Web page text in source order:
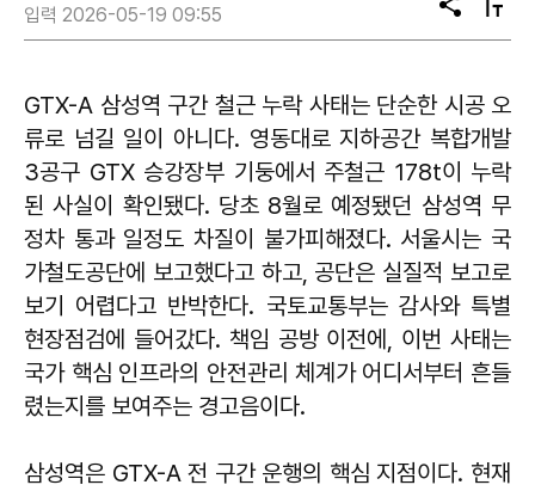
입력 2026-05-19 09:55
공
유
텍
스
기
GTX-A 삼성역 구간 철근 누락 사태는 단순한 시공 오
류로 넘길 일이 아니다. 영동대로 지하공간 복합개발
3공구 GTX 승강장부 기둥에서 주철근 178t이 누락
된 사실이 확인됐다. 당초 8월로 예정됐던 삼성역 무
정차 통과 일정도 차질이 불가피해졌다. 서울시는 국
가철도공단에 보고했다고 하고, 공단은 실질적 보고로
보기 어렵다고 반박한다. 국토교통부는 감사와 특별
현장점검에 들어갔다. 책임 공방 이전에, 이번 사태는
국가 핵심 인프라의 안전관리 체계가 어디서부터 흔들
렸는지를 보여주는 경고음이다.
삼성역은 GTX-A 전 구간 운행의 핵심 지점이다. 현재